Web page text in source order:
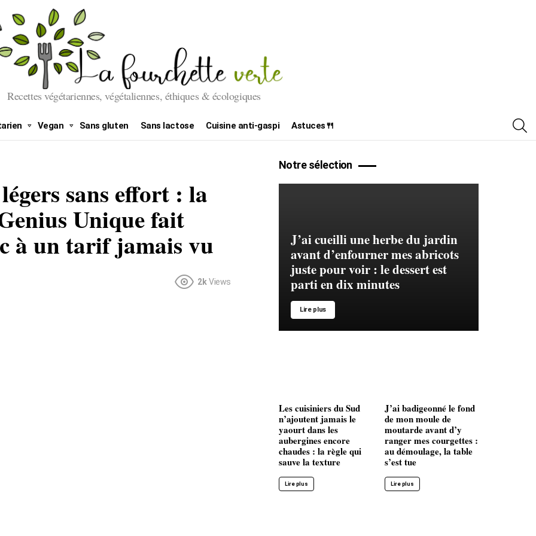
Recettes végétariennes, végétaliennes, éthiques & écologiques
Vegan Sans gluten Sans lactose Cuisine anti-gaspi Astuces🍴
sans effort : la
Unique fait
à un tarif jamais vu
2k Views
Notre sélection
J’ai cueilli une herbe du jardin
avant d’enfourner mes abricots
juste pour voir : le dessert est
parti en dix minutes
Lire plus
Les cuisiniers du Sud
n’ajoutent jamais le
yaourt dans les
aubergines encore
chaudes : la règle qui
sauve la texture
Lire plus
J’ai badigeonné le fond
de mon moule de
moutarde avant d’y
ranger mes courgettes :
au démoulage, la table
s’est tue
Lire plus